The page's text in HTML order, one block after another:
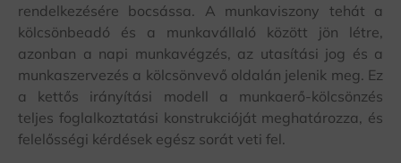
rendelkezésére bocsássa. A munkaviszony tehát a
kölcsönbeadó és a munkavállaló között jön létre,
azonban a napi munkavégzés, az utasítási jog és a
munkaszervezés a kölcsönvevő oldalán jelenik meg. Ez
a kettős irányítási modell a munkaerő-kölcsönzés
teljes foglalkoztatási konstrukcióját meghatározza, és
felelősségi kérdések egész sorát veti fel.